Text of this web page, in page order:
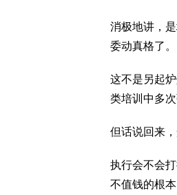
消极地讲，
委动真格了。
这不是另起
类培训中多
但话说回来
执行会不会
不值钱的根本